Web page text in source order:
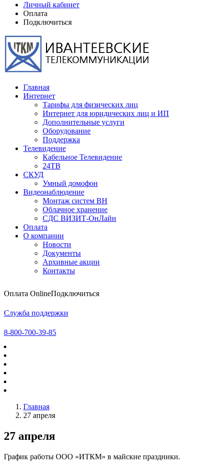
Личный кабинет
Оплата
Подключиться
Главная
Интернет
Тарифы для физических лиц
Интернет для юридических лиц и ИП
Дополнительные услуги
Оборудование
Поддержка
Телевидение
Кабельное Телевидение
24ТВ
СКУД
Умный домофон
Видеонаблюдение
Монтаж систем ВН
Облачное хранение
CДC ВИЗИТ-ОнЛайн
Оплата
О компании
Новости
Документы
Архивные акции
Контакты
Оплата OnlineПодключиться
Служба поддержки
8-800-700-39-85
Главная
27 апреля
27 апреля
График работы ООО «ИТКМ» в майские праздники.